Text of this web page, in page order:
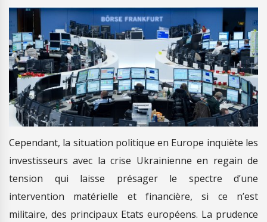
Cependant, la situation politique en Europe inquiète les
investisseurs avec la crise Ukrainienne en regain de
tension qui laisse présager le spectre d’une
intervention matérielle et financière, si ce n’est
militaire, des principaux Etats européens. La prudence